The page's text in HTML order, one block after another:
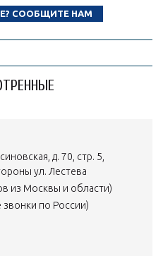
СООБЩИТЕ НАМ
д. 70, стр. 5,
ул. Лестева
из Москвы и области)
звонки по России)